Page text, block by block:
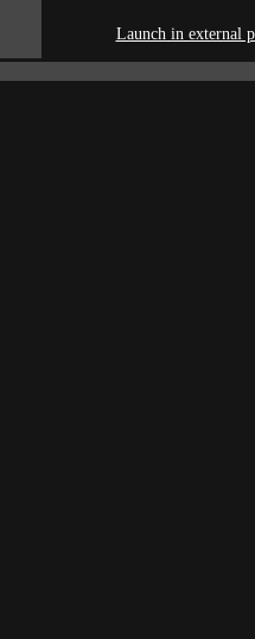
Launch in external